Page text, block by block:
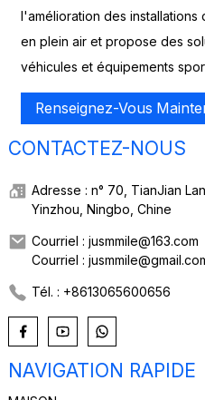
l'amélioration des
en plein air et propose des
véhicules et équipements
Renseignez-Vous
CONTACTEZ-NOUS
Adresse : n° 70, TianJian
Yinzhou, Ningbo, Chine
Courriel : jusmmile@163.com
Courriel :
Tél. : +8613065600656
NAVIGATION RAPIDE